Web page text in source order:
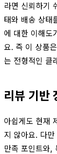
라면 신뢰하기
태와 배송 상태
에 대한 이해도
요. 즉 이 상품
는 전형적인 클
리뷰 기반
아쉽게도 현재
지 않아요. 다
만족 포인트와,